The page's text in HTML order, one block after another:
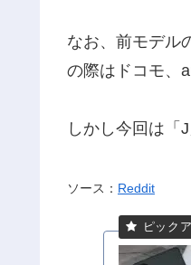
なお、前モデル
の際はドコモ、
しかし今回は「
ソース： Reddit